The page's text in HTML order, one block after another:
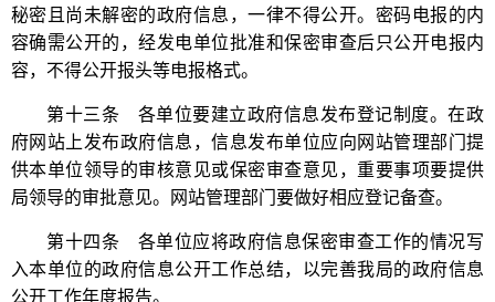
秘密且尚未解密的政府信息，一律不得公开。密码电报的内
容确需公开的，经发电单位批准和保密审查后只公开电报内
容，不得公开报头等电报格式。
第十三条 各单位要建立政府信息发布登记制度。在政
府网站上发布政府信息，信息发布单位应向网站管理部门提
供本单位领导的审核意见或保密审查意见，重要事项要提供
局领导的审批意见。网站管理部门要做好相应登记备查。
第十四条 各单位应将政府信息保密审查工作的情况写
入本单位的政府信息公开工作总结，以完善我局的政府信息
公开工作年度报告。